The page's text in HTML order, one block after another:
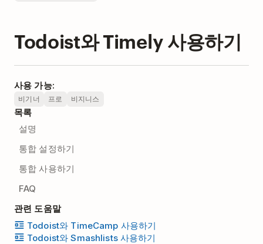
Todoist와 Timely 사용하기
사용 가능:
비기너 프로 비지니스
목록
설명
통합 설정하기
통합 사용하기
FAQ
관련 도움말
Todoist와 TimeCamp 사용하기
Todoist와 Smashlists 사용하기